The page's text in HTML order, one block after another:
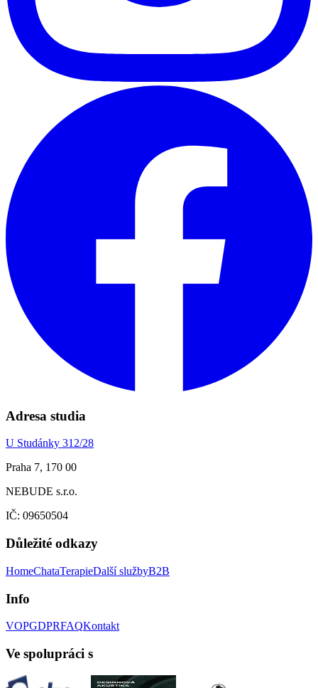
Adresa studia
U Studánky 312/28
Praha 7, 170 00
NEBUDE s.r.o.
IČ: 09650504
Důležité odkazy
HomeChataTerapieDalší službyB2B
Info
VOPGDPRFAQKontakt
Ve spolupráci s